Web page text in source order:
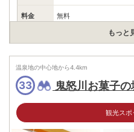
料金 無料
アクセス
日光宇都宮道路今市ICよ
公共交通機関
駐車場
もっと
温泉地の中心地から4.4km
33 鬼怒川お菓子の
観光スポ